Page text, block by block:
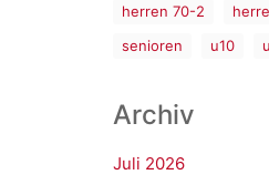
herren 70-2
senioren
u10
Archiv
Juli 2026